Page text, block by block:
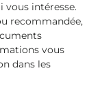
vous intéresse.
recommandée,
vous
dans les